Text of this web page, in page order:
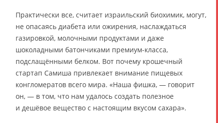
Практически все, считает израильский биохимик, могут,
не опасаясь диабета или ожирения, наслаждаться
газировкой, молочными продуктами и даже
шоколадными батончиками премиум-класса,
подслащёнными белком. Вот почему крошечный
стартап Самиша привлекает внимание пищевых
конгломератов всего мира. «Наша фишка, — говорит
он, — в том, что нам удалось создать полезное
и дешёвое вещество с настоящим вкусом сахара».